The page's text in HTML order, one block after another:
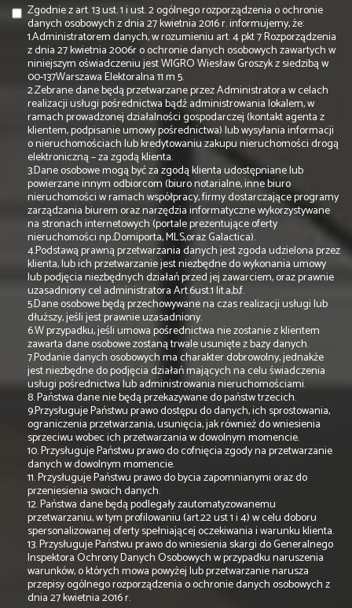
Zgodnie z art. 13 ust. 1 i ust. 2 ogólnego rozporządzenia o ochronie
danych osobowych z dnia 27 kwietnia 2016 r. informujemy, że:
1.Administratorem danych, w rozumieniu art. 4 pkt 7 Rozporządzenia
z dnia 27 kwietnia 2006r o ochronie danych osobowych zawartych w
niniejszym oświadczeniu jest WIGRO Wiesław Groszyk z siedzibą w
00-137Warszawa Elektoralna 11 m 5.
2.Zebrane dane będą przetwarzane przez Administratora w celach
realizacji usługi pośrednictwa bądź administrowania lokalem, w
ramach prowadzonej działalności gospodarczej (kontakt agenta z
klientem, podpisanie umowy pośrednictwa) lub wysyłania informacji
o nieruchomościach lub kredytowaniu zakupu nieruchomości drogą
elektroniczną – za zgodą klienta.
3.Dane osobowe mogą być za zgodą klienta udostępniane lub
powierzane innym odbiorcom (biuro notarialne, inne biuro
nieruchomości w ramach współpracy, firmy dostarczające programy
zarządzania biurem oraz narzędzia informatyczne wykorzystywane
na stronach internetowych (portale prezentujące oferty
nieruchomości np.;Domiporta, MLS,oraz Galactica).
4.Podstawą prawną przetwarzania danych jest zgoda udzielona przez
klienta, lub ich przetwarzanie jest niezbędne do wykonania umowy
lub podjęcia niezbędnych działań przed jej zawarciem, oraz prawnie
uzasadniony cel administratora Art.6ust.1 lit.a,b,f.
5.Dane osobowe będą przechowywane na czas realizacji usługi lub
dłuższy, jeśli jest prawnie uzasadniony.
6.W przypadku, jeśli umowa pośrednictwa nie zostanie z klientem
zawarta dane osobowe zostaną trwale usunięte z bazy danych.
7.Podanie danych osobowych ma charakter dobrowolny, jednakże
jest niezbędne do podjęcia działań mających na celu świadczenia
usługi pośrednictwa lub administrowania nieruchomościami.
8. Państwa dane nie będą przekazywane do państw trzecich.
9.Przysługuje Państwu prawo dostępu do danych, ich sprostowania,
ograniczenia przetwarzania, usunięcia, jak również do wniesienia
sprzeciwu wobec ich przetwarzania w dowolnym momencie.
10. Przysługuje Państwu prawo do cofnięcia zgody na przetwarzanie
danych w dowolnym momencie.
11. Przysługuje Państwu prawo do bycia zapomnianymi oraz do
przeniesienia swoich danych.
12. Państwa dane będą podlegały zautomatyzowanemu
przetwarzaniu, w tym profilowaniu (art.22 ust 1 i 4) w celu doboru
spersonalizowanej oferty spełniającej oczekiwania i warunku klienta.
13. Przysługuje Państwu prawo do wniesienia skargi do Generalnego
Inspektora Ochrony Danych Osobowych w przypadku naruszenia
warunków, o których mowa powyżej lub przetwarzanie narusza
przepisy ogólnego rozporządzenia o ochronie danych osobowych z
dnia 27 kwietnia 2016 r.